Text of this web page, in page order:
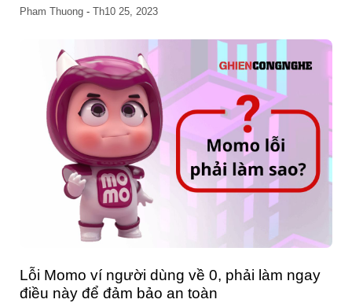
Pham Thuong-Th10 17, 2023
Dung lượng iPhone báo đầy? Mẹo giải phóng
dung lượng iPhone trong ‘nháy mắt’